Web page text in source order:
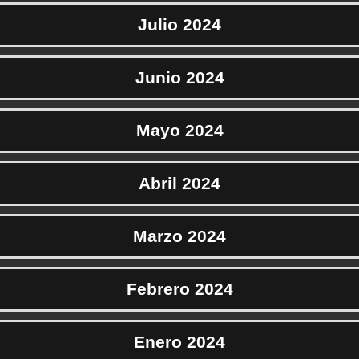
Julio 2024
Junio 2024
Mayo 2024
Abril 2024
Marzo 2024
Febrero 2024
Enero 2024